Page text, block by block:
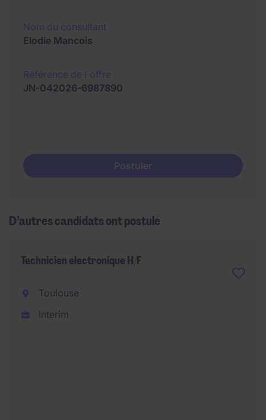
Elodie Mancois
JN-042026-6987890
Postuler
D’autres candidats ont postulé
Technicien électronique H/F
Toulouse
Interim